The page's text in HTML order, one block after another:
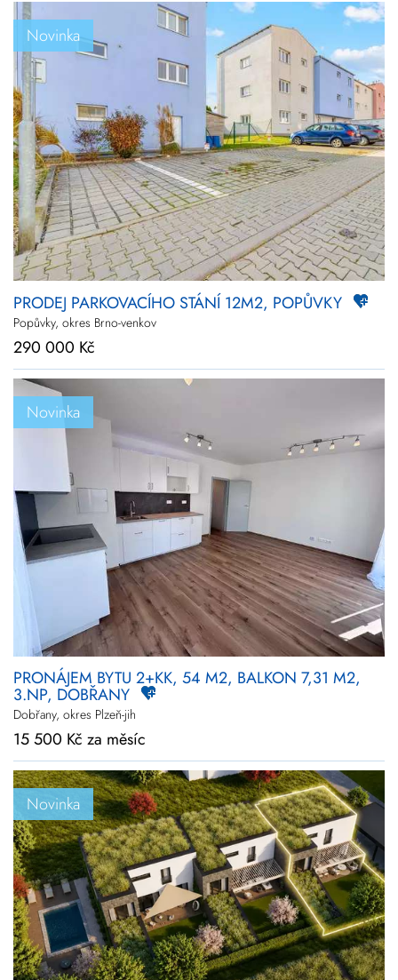
Novinka
PRODEJ PARKOVACÍHO STÁNÍ 12M2, POPŮVKY
Popůvky, okres Brno-venkov
290 000 Kč
Novinka
PRONÁJEM BYTU 2+KK, 54 M2, BALKON 7,31 M2,
3.NP, DOBŘANY
Dobřany, okres Plzeň-jih
15 500 Kč za měsíc
Novinka